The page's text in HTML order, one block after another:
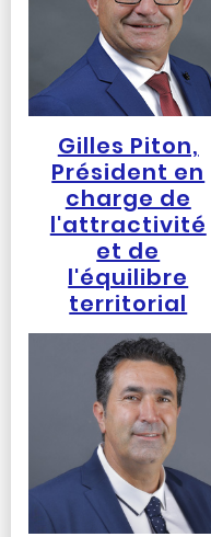
Gilles Piton,
Président en
charge de
l'attractivité
et de
l'équilibre
territorial